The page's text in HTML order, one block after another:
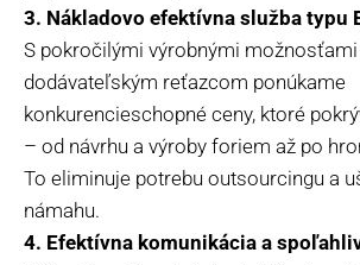
3. Nákladovo efektívna služba typu
S pokročilými výrobnými
dodávateľským reťazcom ponúkame
konkurencieschopné ceny, ktoré
– od návrhu a výroby foriem až po
To eliminuje potrebu outsourcingu a
námahu.
4. Efektívna komunikácia a